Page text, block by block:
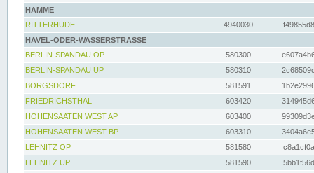
HAMME
RITTERHUDE
4940030
HAVEL-ODER-WASSERSTRASSE
BERLIN-SPANDAU OP
580300
BERLIN-SPANDAU UP
580310
BORGSDORF
581591
FRIEDRICHSTHAL
603420
HOHENSAATEN WEST AP
603400
HOHENSAATEN WEST BP
603310
LEHNITZ OP
581580
LEHNITZ UP
581590